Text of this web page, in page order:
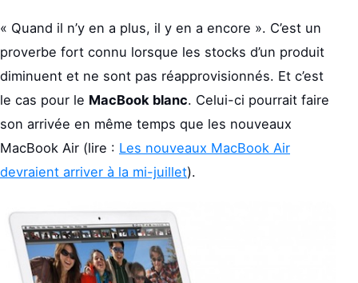
« Quand il n’y en a plus, il y en a encore ». C’est un
proverbe fort connu lorsque les stocks d’un produit
diminuent et ne sont pas réapprovisionnés. Et c’est
le cas pour le MacBook blanc. Celui-ci pourrait faire
son arrivée en même temps que les nouveaux
MacBook Air (lire : Les nouveaux MacBook Air
devraient arriver à la mi-juillet).